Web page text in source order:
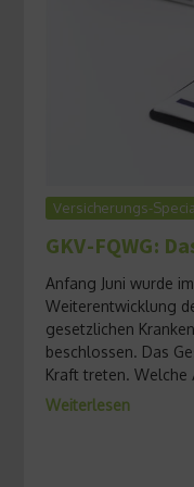
Versicherungs-
GKV-FQWG:
Anfang Juni wurde
Weiterentwicklung
gesetzlichen
beschlossen. Das
Kraft treten. Welche
Weiterlesen